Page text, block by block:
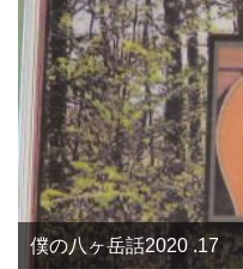
僕の八ヶ岳話2020 .17